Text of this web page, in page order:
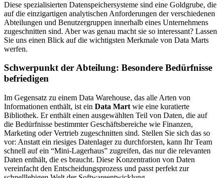
Diese spezialisierten Datenspeichersysteme sind eine Goldgrube, die
auf die einzigartigen analytischen Anforderungen der verschiedenen
Abteilungen und Benutzergruppen innerhalb eines Unternehmens
zugeschnitten sind. Aber was genau macht sie so interessant? Lassen
Sie uns einen Blick auf die wichtigsten Merkmale von Data Marts
werfen.
Schwerpunkt der Abteilung: Besondere Bedürfnisse
befriedigen
Im Gegensatz zu einem Data Warehouse, das alle Arten von
Informationen enthält, ist ein Data Mart wie eine kuratierte
Bibliothek. Er enthält einen ausgewählten Teil von Daten, die auf
die Bedürfnisse bestimmter Geschäftsbereiche wie Finanzen,
Marketing oder Vertrieb zugeschnitten sind. Stellen Sie sich das so
vor: Anstatt ein riesiges Datenlager zu durchforsten, kann Ihr Team
schnell auf ein “Mini-Lagerhaus” zugreifen, das nur die relevanten
Daten enthält, die es braucht. Diese Konzentration von Daten
vereinfacht den Entscheidungsprozess und passt perfekt zur